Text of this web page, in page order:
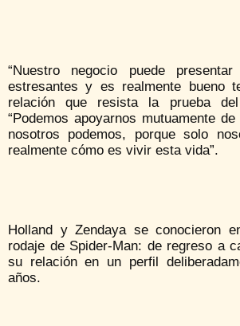
“Nuestro negocio puede
estresantes y es realmente bueno
relación que resista la prueba del
“Podemos apoyarnos mutuamente
nosotros podemos, porque solo
realmente cómo es vivir esta vida”.
Holland y Zendaya se conocieron
rodaje de Spider-Man: de regreso a
su relación en un perfil
años.